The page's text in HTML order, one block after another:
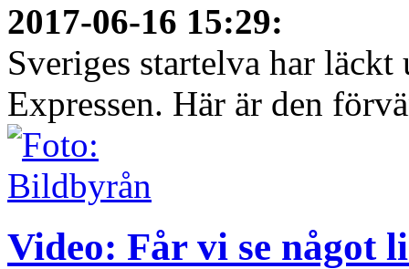
2017-06-16 15:29:
Sveriges startelva har
Expressen. Här är den
Video: Får vi se något